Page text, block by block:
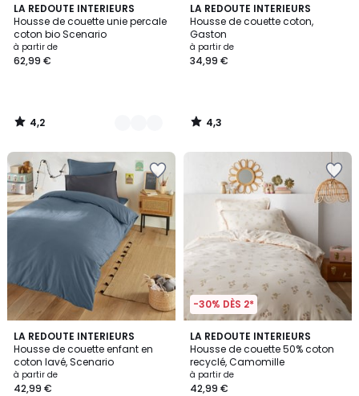
LA REDOUTE INTERIEURS
Housse de couette unie percale
coton bio Scenario
à partir de
62,99 €
4,2
/ 5
12
Couleurs
4,2
/
LA REDOUTE INTERIEURS
Housse de couette coton,
Gaston
à partir de
34,99 €
4,3
/ 5
4,3
/
LA REDOUTE INTERIEURS
Housse de couette enfant en
coton lavé, Scenario
à partir de
42,99 €
4,3
/ 5
3
Couleurs
-30% DÈS 2*
LA REDOUTE INTERIEURS
Housse de couette 50% coton
recyclé, Camomille
à partir de
42,99 €
4,6
/ 5